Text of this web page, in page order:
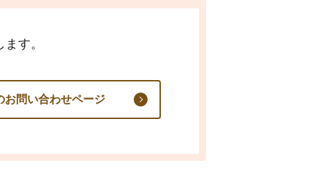
す。
お問い合わせページ